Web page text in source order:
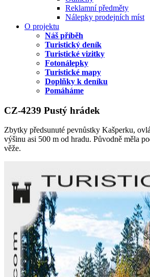
Reklamní předměty
Nálepky prodejních míst
O projektu
Náš příběh
Turistický deník
Turistické vizitky
Fotonálepky
Turistické mapy
Doplňky k deníku
Pomáháme
CZ-4239 Pustý hrádek
Zbytky předsunuté pevnůstky Kašperku,
výšinu asi 500 m od hradu. Původně měla
věže.